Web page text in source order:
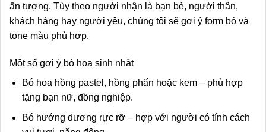
ấn tượng. Tùy theo người nhận là bạn bè, người thân,
khách hàng hay người yêu, chúng tôi sẽ gợi ý form bó và
tone màu phù hợp.
Một số gợi ý bó hoa sinh nhật
Bó hoa hồng pastel, hồng phấn hoặc kem – phù hợp
tặng bạn nữ, đồng nghiệp.
Bó hướng dương rực rỡ – hợp với người có tính cách